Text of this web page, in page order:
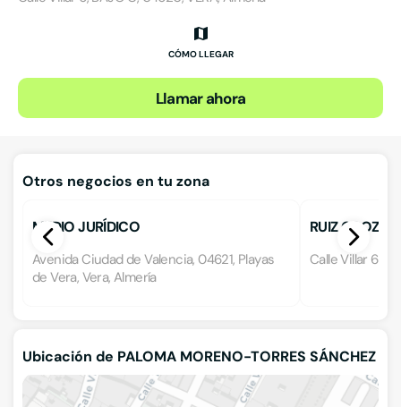
CÓMO LLEGAR
Llamar ahora
Otros negocios en tu zona
MEDIO JURÍDICO
Avenida Ciudad de Valencia, 04621, Playas
de Vera, Vera, Almería
RUIZ
Calle Villar 6,
Ubicación de PALOMA MORENO-TORRES SÁNCHEZ